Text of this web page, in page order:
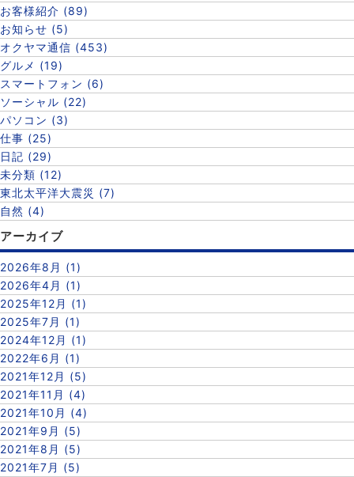
お客様紹介 (89)
お知らせ (5)
オクヤマ通信 (453)
グルメ (19)
スマートフォン (6)
ソーシャル (22)
パソコン (3)
仕事 (25)
日記 (29)
未分類 (12)
東北太平洋大震災 (7)
自然 (4)
アーカイブ
2026年8月 (1)
2026年4月 (1)
2025年12月 (1)
2025年7月 (1)
2024年12月 (1)
2022年6月 (1)
2021年12月 (5)
2021年11月 (4)
2021年10月 (4)
2021年9月 (5)
2021年8月 (5)
2021年7月 (5)